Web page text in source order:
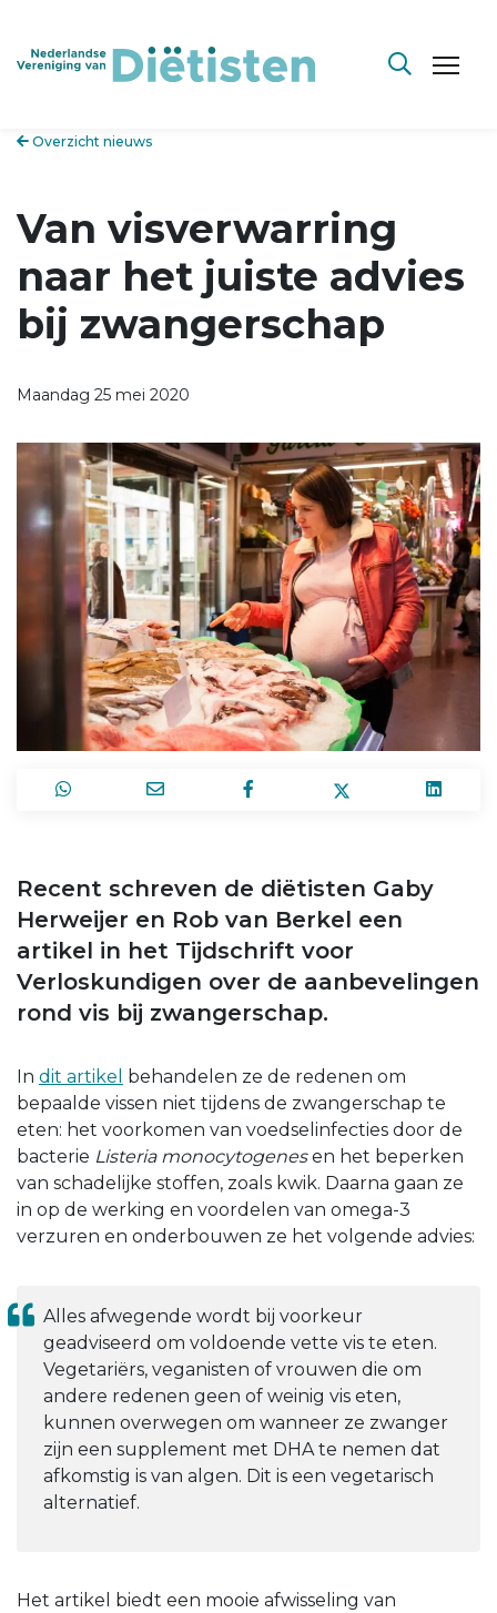
Overzicht nieuws
Van visverwarring
naar het juiste advies
bij zwangerschap
Maandag 25 mei 2020
Recent schreven de diëtisten Gaby
Herweijer en Rob van Berkel een
artikel in het Tijdschrift voor
Verloskundigen over de aanbevelingen
rond vis bij zwangerschap.
In dit artikel behandelen ze de redenen om
bepaalde vissen niet tijdens de zwangerschap te
eten: het voorkomen van voedselinfecties door de
bacterie Listeria monocytogenesen het beperken
van schadelijke stoffen, zoals kwik. Daarna gaan ze
in op de werking en voordelen van omega-3
verzuren en onderbouwen ze het volgende advies:
Alles afwegende wordt bij voorkeur
geadviseerd om voldoende vette vis te eten.
Vegetariërs, veganisten of vrouwen die om
andere redenen geen of weinig vis eten,
kunnen overwegen om wanneer ze zwanger
zijn een supplement met DHA te nemen dat
afkomstig is van algen. Dit is een vegetarisch
alternatief.
Het artikel biedt een mooie afwisseling van